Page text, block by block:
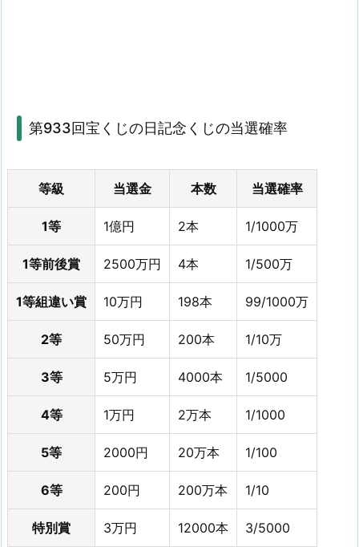
第933回宝くじの日記念くじの当選確率
等級 当選金 本数 当選確率
1等 1億円 2本 1/1000万
1等前後賞 2500万円 4本 1/500万
1等組違い賞 10万円 198本 99/1000万
2等 50万円 200本 1/10万
3等 5万円 4000本 1/5000
4等 1万円 2万本 1/1000
5等 2000円 20万本 1/100
6等 200円 200万本 1/10
特別賞 3万円 12000本 3/5000